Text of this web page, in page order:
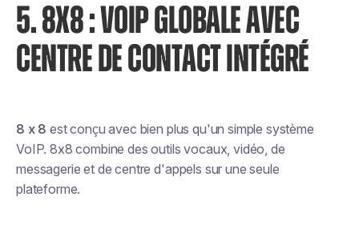
5. 8X8 : VOIP GLOBALE AVEC
CENTRE DE CONTACT INTÉGRÉ
8 x 8 est conçu avec bien plus qu'un simple système
VoIP. 8x8 combine des outils vocaux, vidéo, de
messagerie et de centre d'appels sur une seule
plateforme.